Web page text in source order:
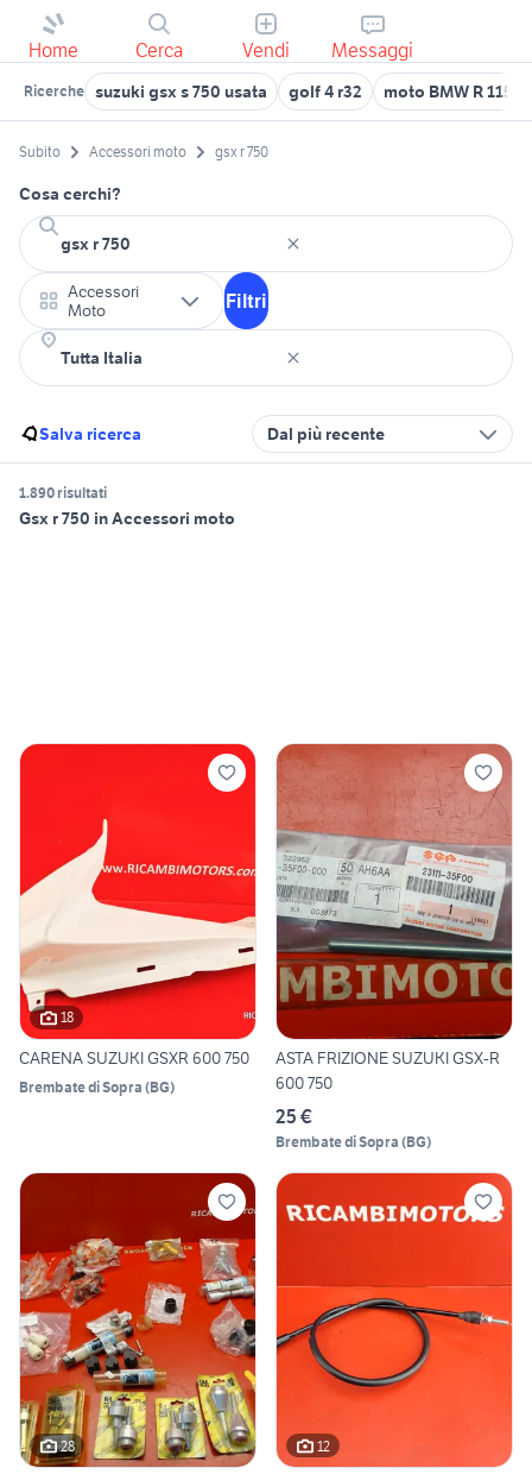
Home Cerca Vendi Messaggi
Ricerche suzuki gsx s 750 usata golf 4 r32 moto BMW R 1150
Subito Accessori moto gsx r 750
Cosa cerchi?
Accessori
Moto
Filtri
Salva ricerca Dal più recente
1.890 risultati
Gsx r 750 in Accessori moto
18
CARENA SUZUKI GSXR 600 750
Brembate di Sopra (BG)
ASTA FRIZIONE SUZUKI GSX-R
600 750
25 €
Brembate di Sopra (BG)
28 12